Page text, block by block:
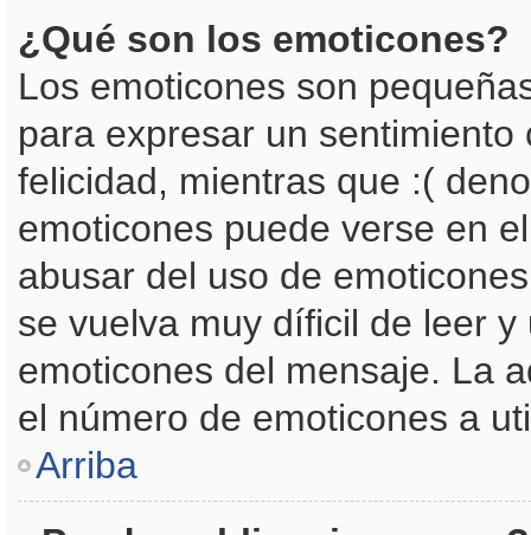
¿Qué son los emoticones?
Los emoticones son
para expresar un
felicidad, mientras que :(
emoticones puede verse en
abusar del uso de
se vuelva muy díficil de leer
emoticones del mensaje. La
el número de emoticones a
Arriba